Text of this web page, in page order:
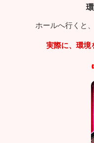
ホールへ行くと
実際に、環境